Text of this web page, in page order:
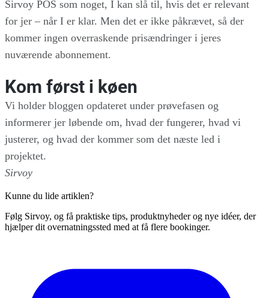
Sirvoy POS som noget, I kan slå til, hvis det er relevant
for jer – når I er klar. Men det er ikke påkrævet, så der
kommer ingen overraskende prisændringer i jeres
nuværende abonnement.
Kom først i køen
Vi holder bloggen opdateret under prøvefasen og
informerer jer løbende om, hvad der fungerer, hvad vi
justerer, og hvad der kommer som det næste led i
projektet.
Sirvoy
Kunne du lide artiklen?
Følg Sirvoy, og få praktiske tips, produktnyheder og nye idéer, der
hjælper dit overnatningssted med at få flere bookinger.